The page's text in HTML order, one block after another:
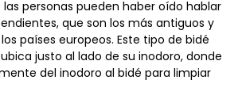
las personas pueden haber oído hablar
que son los más antiguos y
países europeos. Este tipo de bidé
justo al lado de su inodoro, donde
del inodoro al bidé para limpiar